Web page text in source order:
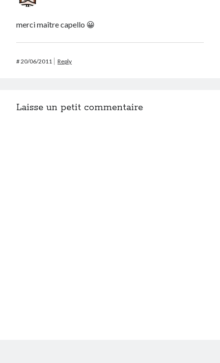
merci maître capello 😀
#20/06/2011 Reply
Laisse un petit commentaire